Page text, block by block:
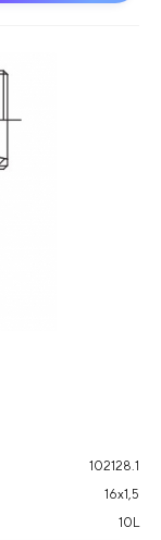
102128.1
16х1,5
10L